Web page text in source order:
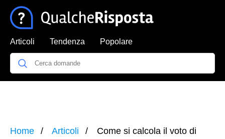
Articoli Tendenza Popolare
Home Articoli
Come si calcola il voto di